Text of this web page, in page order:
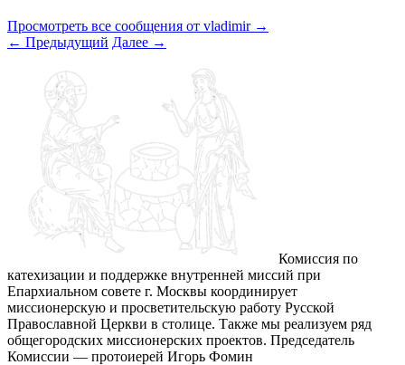
Просмотреть все сообщения от vladimir →
← Предыдущий Далее →
Комиссия по
катехизации и поддержке внутренней миссий при
Епархиальном совете г. Москвы координирует
миссионерскую и просветительскую работу Русской
Православной Церкви в столице. Также мы реализуем ряд
общегородских миссионерских проектов. Председатель
Комиссии — протоиерей Игорь Фомин